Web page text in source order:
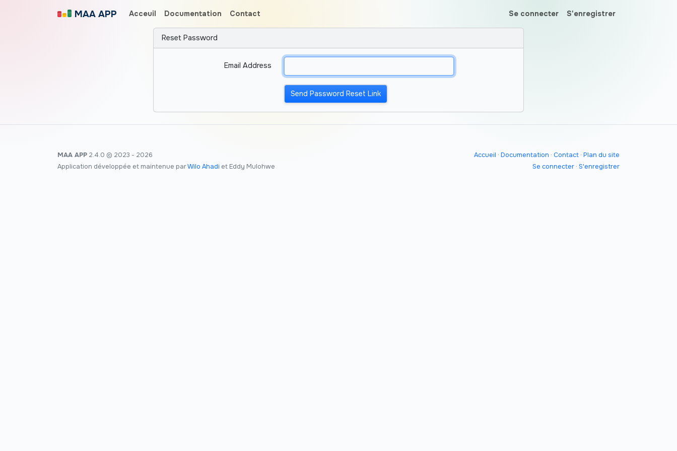
MAA APP Acceuil Documentation Contact Se connecter S'enregistrer
Reset Password
Email Address
Send Password Reset Link
MAA APP 2.4.0 © 2023 - 2026
Application développée et maintenue parWilo Ahadi et Eddy Mulohwe
Accueil · Documentation · Contact · Plan du site
Se connecter · S'enregistrer